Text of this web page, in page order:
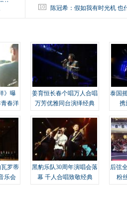
片 10 陈冠希：假如我有时光机 也
》曝
春洋
姜育恒长春个唱万人合唱
万芳优雅同台演绎经典
泰国
携
罗蒂
乐会
黑豹乐队30周年演唱会落
幕 千人合唱致敬经典
后弦
粉